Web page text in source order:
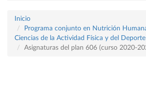
Inicio
Programa conjunto en Nutrición
Ciencias de la Actividad Física y del Deporte
Asignaturas del plan 606 (curso 2020-